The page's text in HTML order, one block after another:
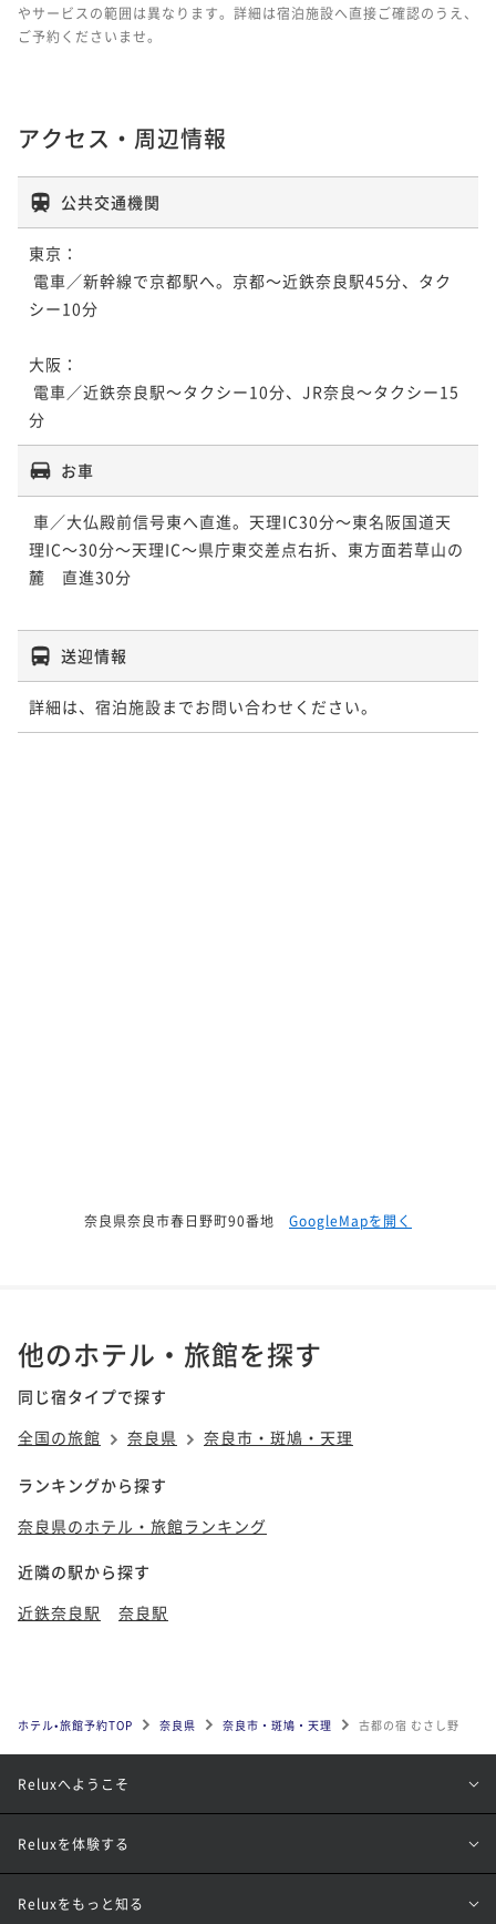
やサービスの範囲は異なります。詳細は宿泊施設へ直接ご確認のうえ、
ご予約くださいませ。
アクセス・周辺情報
公共交通機関
東京：
シー10分
大阪：
分
お車
理IC～30分～天理IC～県庁東交差点右折、東方面若草山の
麓　直進30分
送迎情報
詳細は、宿泊施設までお問い合わせください。
奈良県奈良市春日野町90番地 GoogleMapを開く
他のホテル・旅館を探す
同じ宿タイプで探す
全国の旅館
奈良県 奈良市・斑鳩・天理
ランキングから探す
奈良県のホテル・旅館ランキング
近隣の駅から探す
近鉄奈良駅
奈良駅
ホテル•旅館予約TOP 奈良県 奈良市・斑鳩・天理 古都の宿 むさし野
Reluxへようこそ
Reluxを体験する
Reluxをもっと知る